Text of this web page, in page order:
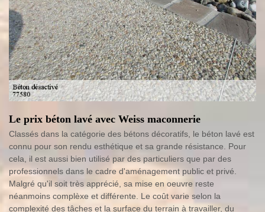
Le prix béton lavé avec Weiss maconnerie
Classés dans la catégorie des bétons décoratifs, le béton lavé est
connu pour son rendu esthétique et sa grande résistance. Pour
cela, il est aussi bien utilisé par des particuliers que par des
professionnels dans le cadre d'aménagement public et privé.
Malgré qu'il soit très apprécié, sa mise en oeuvre reste
néanmoins complèxe et différente. Le coût varie selon la
complexité des tâches et la surface du terrain à travailler, du